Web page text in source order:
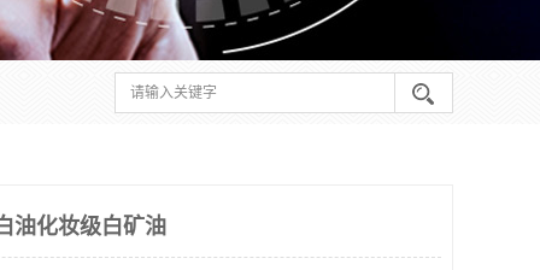
油化妆级白矿油